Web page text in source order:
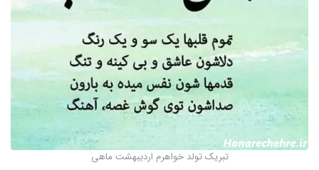
تبریک تولد خواهرم اردیبهشت ماهی